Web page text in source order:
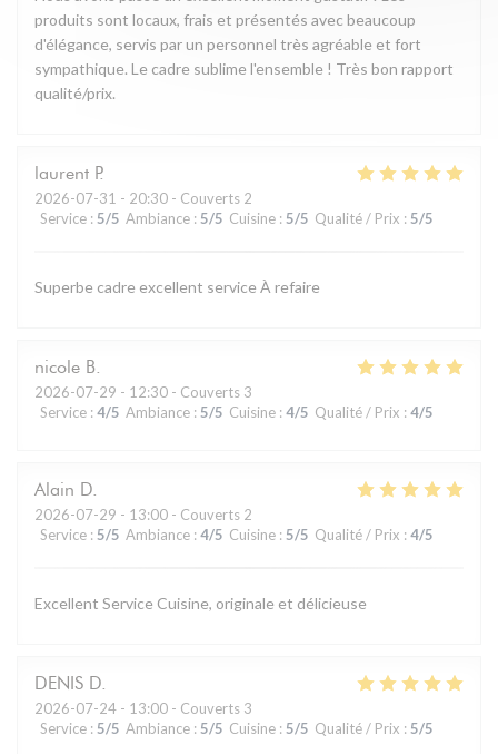
produits sont locaux, frais et présentés avec beaucoup
d'élégance, servis par un personnel très agréable et fort
sympathique. Le cadre sublime l'ensemble ! Très bon rapport
qualité/prix.
laurent P
2026-07-31 - 20:30 - Couverts 2
Service : 5/5 Ambiance : 5/5 Cuisine : 5/5 Qualité / Prix : 5/5
Superbe cadre excellent service À refaire
nicole B
2026-07-29 - 12:30 - Couverts 3
Service : 4/5 Ambiance : 5/5 Cuisine : 4/5 Qualité / Prix : 4/5
Alain D
2026-07-29 - 13:00 - Couverts 2
Service : 5/5 Ambiance : 4/5 Cuisine : 5/5 Qualité / Prix : 4/5
Excellent Service Cuisine, originale et délicieuse
DENIS D
2026-07-24 - 13:00 - Couverts 3
Service : 5/5 Ambiance : 5/5 Cuisine : 5/5 Qualité / Prix : 5/5